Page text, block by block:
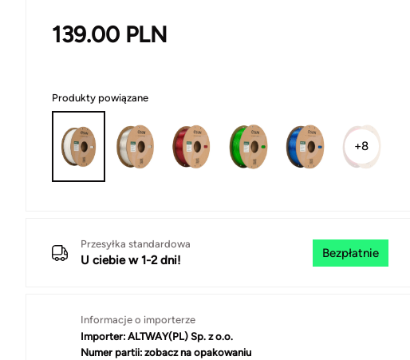
139.00 PLN
Produkty powiązane
+8
Przesyłka standardowa
U ciebie w 1-2 dni!
Bezpłatnie
Informacje o importerze
Importer: ALTWAY(PL) Sp. z o.o.
Numer partii: zobacz na opakowaniu